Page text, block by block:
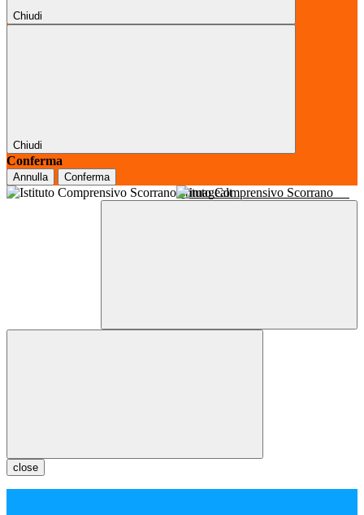
Chiudi
Chiudi
Conferma
Annulla Conferma
Istituto Comprensivo Scorrano
close